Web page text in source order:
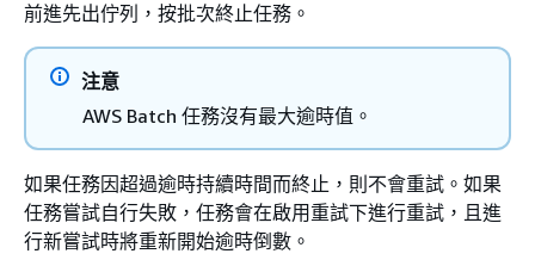
前進先出佇列，按批次終止任務。
注意
AWS Batch 任務沒有最大逾時值。
如果任務因超過逾時持續時間而終止，則不會重試。如果
任務嘗試自行失敗，任務會在啟用重試下進行重試，且進
行新嘗試時將重新開始逾時倒數。